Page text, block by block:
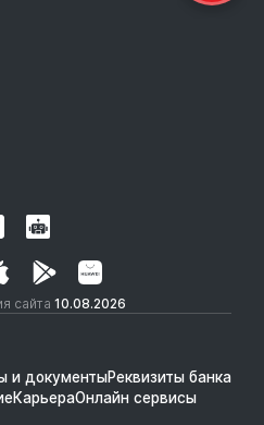
сайта 10.08.2026
и документыРеквизиты банка
КарьераОнлайн сервисы